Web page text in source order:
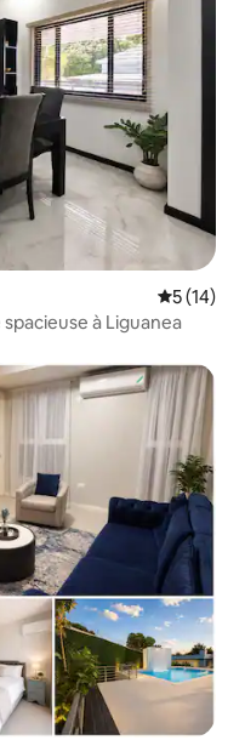
5 (14)
à Liguanea